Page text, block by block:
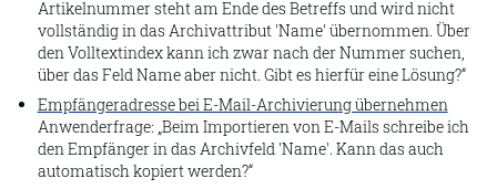
Blockchain
Löschen
Eigenschaften
OCR-Texterkennung
Dokumentenerkennung
Artikelnummer steht am Ende des Betreffs und wird nicht
vollständig in das Archivattribut 'Name' übernommen. Über
den Volltextindex kann ich zwar nach der Nummer suchen,
über das Feld Name aber nicht. Gibt es hierfür eine Lösung?
Empfängeradresse bei E-Mail-Archivierung übernehmen
Anwenderfrage: Beim Importieren von E-Mails schreibe ich
den Empfänger in das Archivfeld 'Name'. Kann das auch
automatisch kopiert werden?